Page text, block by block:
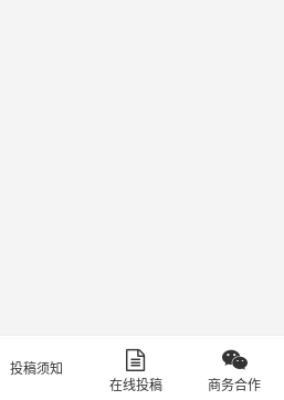
投稿 关于
投稿须知
在线投稿
商务合作